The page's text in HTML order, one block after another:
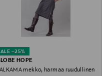
ALE –25%
HOPE
mekko, harmaa ruudullinen